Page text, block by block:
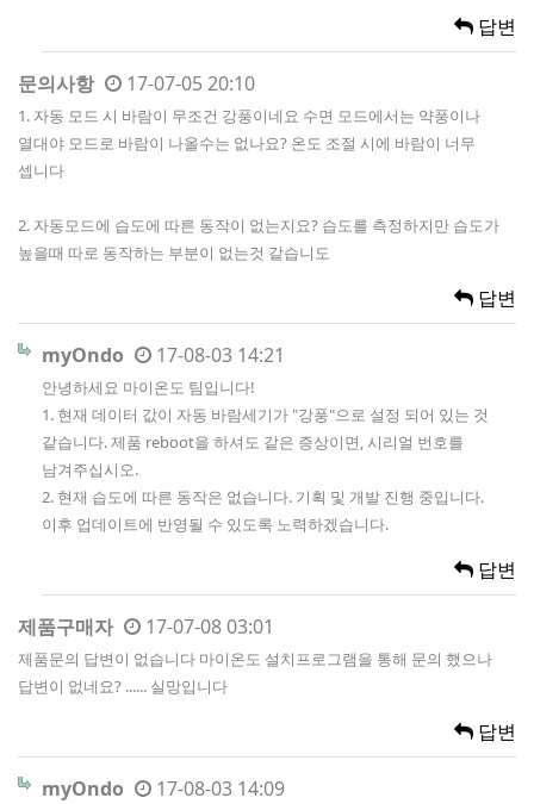
답변
문의사항 17-07-05 20:10
1. 자동 모드 시 바람이 무조건 강풍이네요 수면 모드에서는 약풍이나
열대야 모드로 바람이 나올수는 없나요? 온도 조절 시에 바람이 너무
셉니다
2. 자동모드에 습도에 따른 동작이 없는지요? 습도를 측정하지만 습도가
높을때 따로 동작하는 부분이 없는것 같습니도
답변
myOndo 17-08-03 14:21
안녕하세요 마이온도 팀입니다!
1. 현재 데이터 값이 자동 바람세기가 "강풍"으로 설정 되어 있는 것
같습니다. 제품 reboot을 하셔도 같은 증상이면, 시리얼 번호를
남겨주십시오.
2. 현재 습도에 따른 동작은 없습니다. 기획 및 개발 진행 중입니다.
이후 업데이트에 반영될 수 있도록 노력하겠습니다.
답변
제품구매자 17-07-08 03:01
제품문의 답변이 없습니다 마이온도 설치프로그램을 통해 문의 했으나
답변이 없네요? ...... 실망입니다
답변
myOndo 17-08-03 14:09